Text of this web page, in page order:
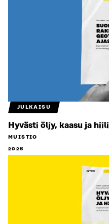
JULKAISU
Hyvästi öljy, kaasu ja hiili
MUISTIO
2026